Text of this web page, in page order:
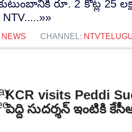
కుటుంబానికి రూ. 2 కోట్ల 25
NEWS CHANNEL:
KCR visits Peddi
పెద్ది సుదర్శన్‌ ఇంటికి